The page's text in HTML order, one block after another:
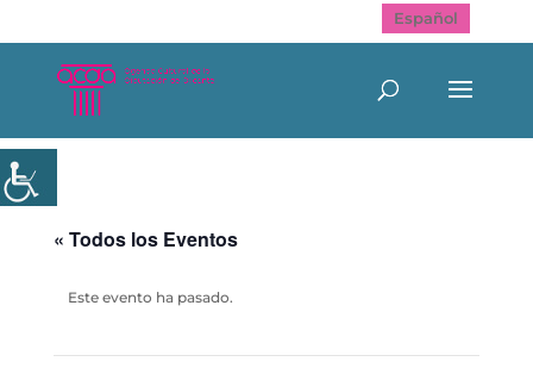
Español
« Todos los Eventos
Este evento ha pasado.